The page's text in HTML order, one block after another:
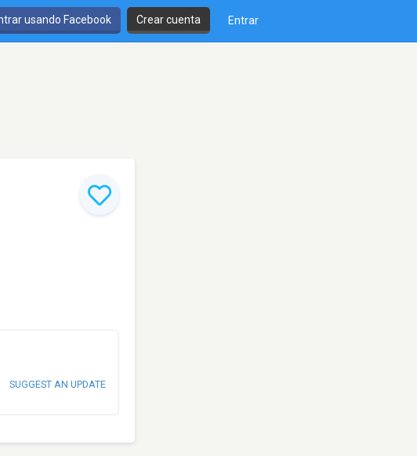
usando Facebook Crear cuenta Entrar
SUGGEST AN UPDATE